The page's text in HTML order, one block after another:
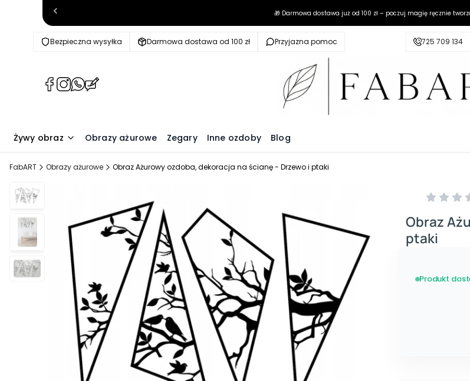
🎁 Darmowa dostawa już od 100 zł – poczuj magię ręcznie
Bezpieczna wysyłka Darmowa dostawa od 100 zł Przyjazna pomoc 725 709 134
(Otwiera
karcie)
(Otwiera
karcie)
(Otwiera
karcie)
(Otwiera
karcie)
Żywy obraz Obrazy ażurowe Zegary Inne ozdoby Blog
FabART Obrazy ażurowe Obraz Ażurowy ozdoba, dekoracja na ścianę - Drzewo i ptaki
Obraz
ptaki
Produkt